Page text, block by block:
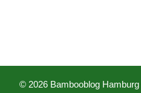
© 2026 Bambooblog Hamburg